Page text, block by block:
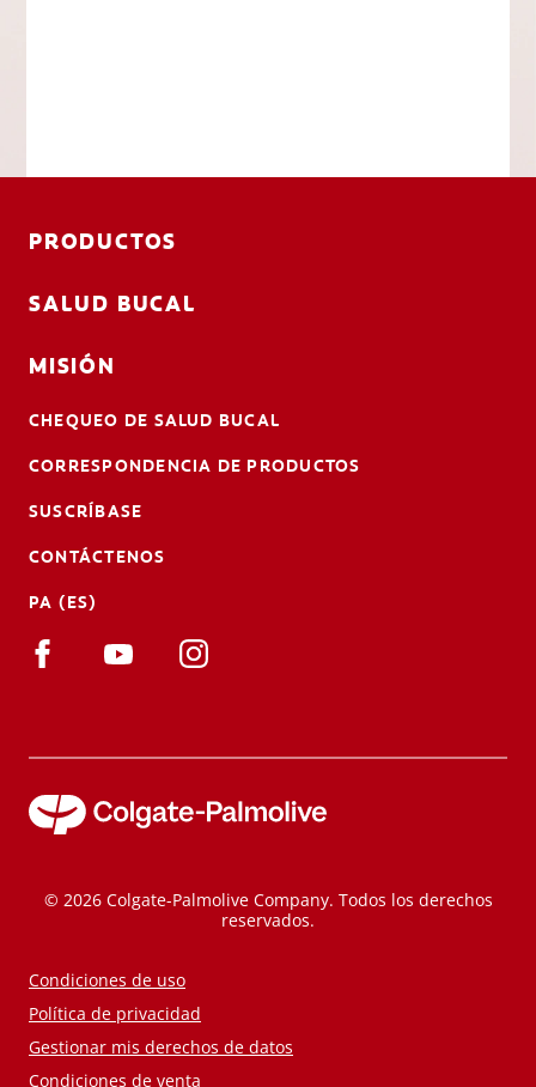
PRODUCTOS
SALUD BUCAL
MISIÓN
CHEQUEO DE SALUD BUCAL
CORRESPONDENCIA DE PRODUCTOS
SUSCRÍBASE
CONTÁCTENOS
PA (ES)
© 2026 Colgate-Palmolive Company. Todos los derechos
reservados.
Condiciones de uso
Política de privacidad
Gestionar mis derechos de datos
Condiciones de venta